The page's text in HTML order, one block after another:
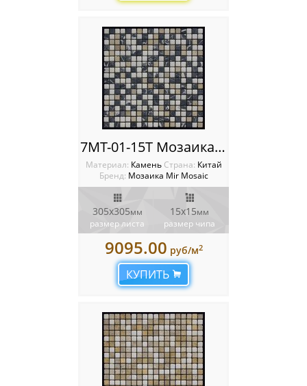
7MT-01-15T Мозаика Mir mosaic
Материал: Камень Cтрана: Китай
Бренд: Мозаика Mir Mosaic
305x305мм
размер листа
15х15мм
размер чипа
9095.00 руб/м2
КУПИТЬ